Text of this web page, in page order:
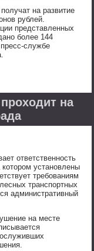
на развитие
рублей.
представленных
более 144
службе
на
ответственность
установлены
требованиям
транспортных
административный
на месте